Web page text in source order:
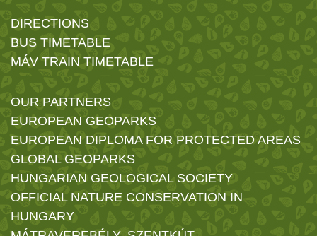
DIRECTIONS
BUS TIMETABLE
MÁV TRAIN TIMETABLE
OUR PARTNERS
EUROPEAN GEOPARKS
EUROPEAN DIPLOMA FOR PROTECTED AREAS
GLOBAL GEOPARKS
HUNGARIAN GEOLOGICAL SOCIETY
OFFICIAL NATURE CONSERVATION IN
HUNGARY